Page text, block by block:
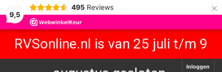
9,5
495 Reviews ×
RVSonline.nl is van 25 juli t/m 9
Inloggen